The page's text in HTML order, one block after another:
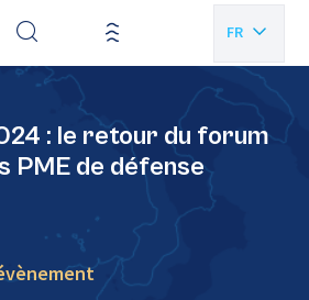
FR
: le retour du forum
PME de défense